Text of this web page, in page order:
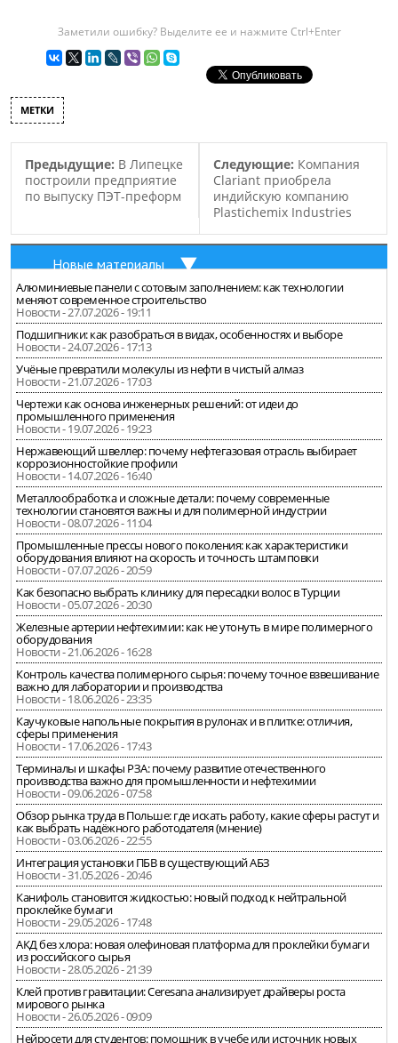
что на 4% меньше
аналогичного показателя
за первые два месяца
сообщается в обзоре
СканПласт компании
материала составил 5,4…
Заметили ошибку? Выделите ее и нажмите Ctrl+Enter
МЕТКИ
Предыдущие: В Липецке
построили предприятие
по выпуску ПЭТ-преформ
Следующие: Компания
Clariant приобрела
индийскую компанию
Plastichemix Industries
Новые материалы
Алюминиевые панели с сотовым заполнением: как технологии
меняют современное строительство
Новости - 27.07.2026 - 19:11
Подшипники: как разобраться в видах, особенностях и выборе
Новости - 24.07.2026 - 17:13
Учёные превратили молекулы из нефти в чистый алмаз
Новости - 21.07.2026 - 17:03
Чертежи как основа инженерных решений: от идеи до
промышленного применения
Новости - 19.07.2026 - 19:23
Нержавеющий швеллер: почему нефтегазовая отрасль выбирает
коррозионностойкие профили
Новости - 14.07.2026 - 16:40
Металлообработка и сложные детали: почему современные
технологии становятся важны и для полимерной индустрии
Новости - 08.07.2026 - 11:04
Промышленные прессы нового поколения: как характеристики
оборудования влияют на скорость и точность штамповки
Новости - 07.07.2026 - 20:59
Как безопасно выбрать клинику для пересадки волос в Турции
Новости - 05.07.2026 - 20:30
Железные артерии нефтехимии: как не утонуть в мире полимерного
оборудования
Новости - 21.06.2026 - 16:28
Контроль качества полимерного сырья: почему точное взвешивание
важно для лаборатории и производства
Новости - 18.06.2026 - 23:35
Каучуковые напольные покрытия в рулонах и в плитке: отличия,
сферы применения
Новости - 17.06.2026 - 17:43
Терминалы и шкафы РЗА: почему развитие отечественного
производства важно для промышленности и нефтехимии
Новости - 09.06.2026 - 07:58
Обзор рынка труда в Польше: где искать работу, какие сферы растут и
как выбрать надёжного работодателя (мнение)
Новости - 03.06.2026 - 22:55
Интеграция установки ПБВ в существующий АБЗ
Новости - 31.05.2026 - 20:46
Канифоль становится жидкостью: новый подход к нейтральной
проклейке бумаги
Новости - 29.05.2026 - 17:48
АКД без хлора: новая олефиновая платформа для проклейки бумаги
из российского сырья
Новости - 28.05.2026 - 21:39
Клей против гравитации: Ceresana анализирует драйверы роста
мирового рынка
Новости - 26.05.2026 - 09:09
Нейросети для студентов: помощник в учебе или источник новых